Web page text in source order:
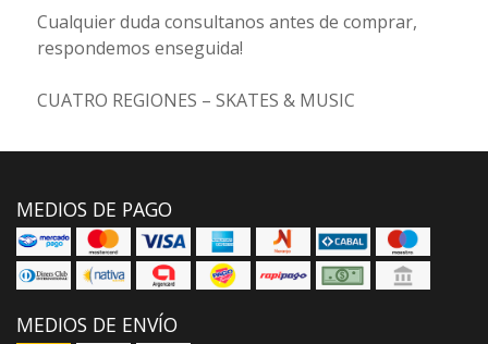
Cualquier duda consultanos antes de comprar,
respondemos enseguida!
CUATRO REGIONES – SKATES & MUSIC
MEDIOS DE PAGO
MEDIOS DE ENVÍO